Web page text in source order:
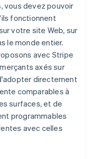
vous devez pouvoir
fonctionnent
votre site Web, sur
le monde entier.
avec Stripe
axés sur
directement
comparables à
surfaces, et de
programmables
avec celles